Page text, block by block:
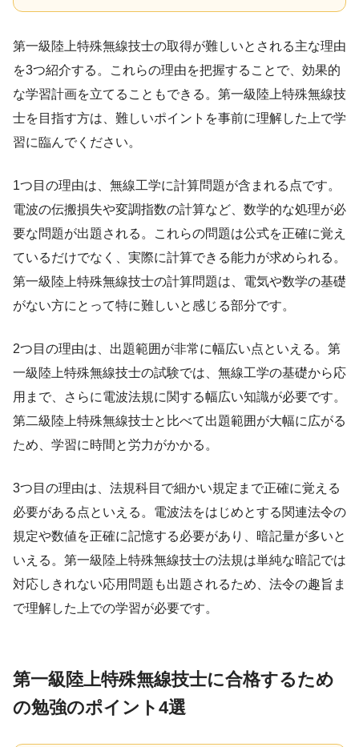
第一級陸上特殊無線技士の取得が難しいとされる主な理由
を3つ紹介する。これらの理由を把握することで、効果的
な学習計画を立てることもできる。第一級陸上特殊無線技
士を目指す方は、難しいポイントを事前に理解した上で学
習に臨んでください。
1つ目の理由は、無線工学に計算問題が含まれる点です。
電波の伝搬損失や変調指数の計算など、数学的な処理が必
要な問題が出題される。これらの問題は公式を正確に覚え
ているだけでなく、実際に計算できる能力が求められる。
第一級陸上特殊無線技士の計算問題は、電気や数学の基礎
がない方にとって特に難しいと感じる部分です。
2つ目の理由は、出題範囲が非常に幅広い点といえる。第
一級陸上特殊無線技士の試験では、無線工学の基礎から応
用まで、さらに電波法規に関する幅広い知識が必要です。
第二級陸上特殊無線技士と比べて出題範囲が大幅に広がる
ため、学習に時間と労力がかかる。
3つ目の理由は、法規科目で細かい規定まで正確に覚える
必要がある点といえる。電波法をはじめとする関連法令の
規定や数値を正確に記憶する必要があり、暗記量が多いと
いえる。第一級陸上特殊無線技士の法規は単純な暗記では
対応しきれない応用問題も出題されるため、法令の趣旨ま
で理解した上での学習が必要です。
第一級陸上特殊無線技士に合格するため
の勉強のポイント4選